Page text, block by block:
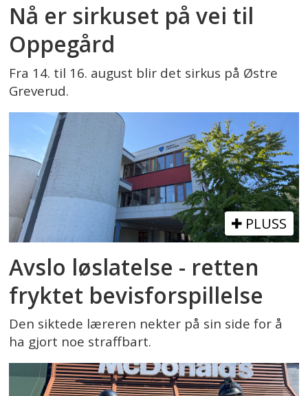
Nå er sirkuset på vei til
Oppegård
Fra 14. til 16. august blir det sirkus på Østre
Greverud.
PLUSS
Avslo løslatelse - retten
fryktet bevisforspillelse
Den siktede læreren nekter på sin side for å
ha gjort noe straffbart.